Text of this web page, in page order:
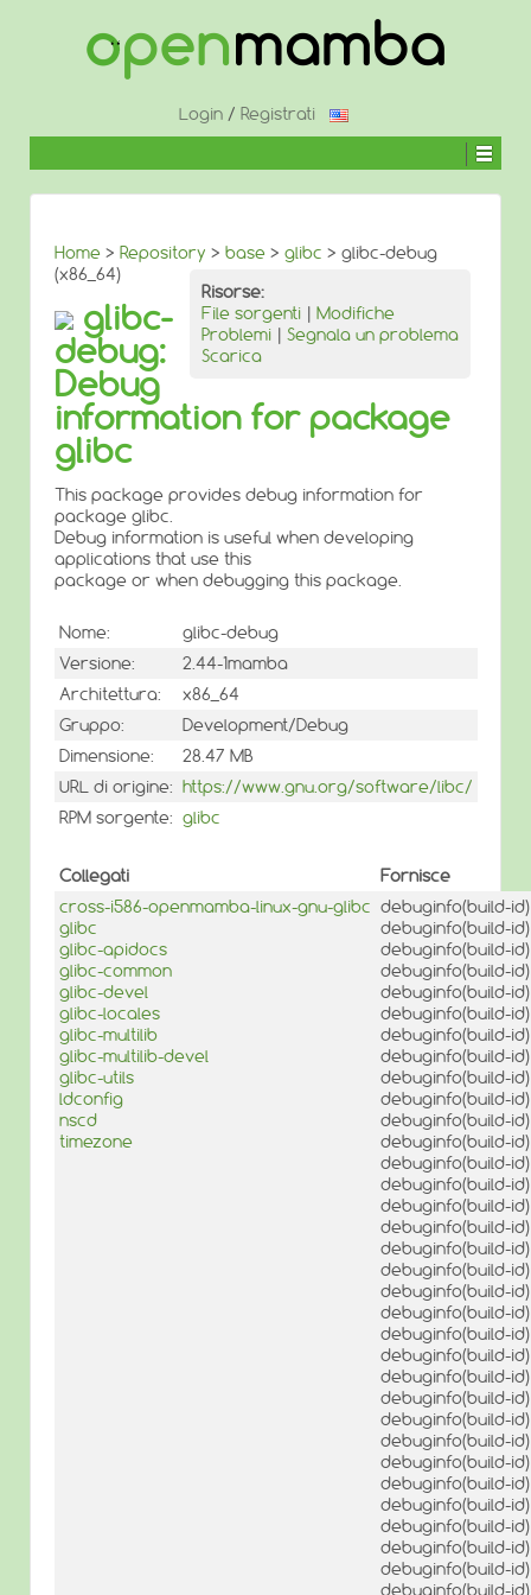
CONTENUTO
Login / Registrati
Home > Repository > base > glibc > glibc-debug
(x86_64)
Risorse:
File sorgenti | Modifiche
Problemi | Segnala un problema
Scarica
glibc-
debug:
Debug
information for package
glibc
This package provides debug information for
package glibc.
Debug information is useful when developing
applications that use this
package or when debugging this package.
Nome:
glibc-debug
Versione:
2.44-1mamba
Architettura:
x86_64
Gruppo:
Development/Debug
Dimensione:
28.47 MB
URL di origine: https://www.gnu.org/software/libc/
RPM sorgente: glibc
Collegati
Fornisce
cross-i586-openmamba-linux-gnu-glibc
glibc
glibc-apidocs
glibc-common
glibc-devel
glibc-locales
glibc-multilib
glibc-multilib-devel
glibc-utils
ldconfig
nscd
timezone
debuginfo(build-
debuginfo(build-id)
debuginfo(build-
debuginfo(build-id)
debuginfo(build-
debuginfo(build-id)
debuginfo(build-
debuginfo(build-id)
debuginfo(build-
debuginfo(build-
debuginfo(build-id)
debuginfo(build-
debuginfo(build-
debuginfo(build-
debuginfo(build-
debuginfo(build-
debuginfo(build-
debuginfo(build-
debuginfo(build-
debuginfo(build-
debuginfo(build-
debuginfo(build-id)
debuginfo(build-
debuginfo(build-
debuginfo(build-
debuginfo(build-
debuginfo(build-
debuginfo(build-id)
debuginfo(build-
debuginfo(build-
debuginfo(build-
debuginfo(build-
debuginfo(build-